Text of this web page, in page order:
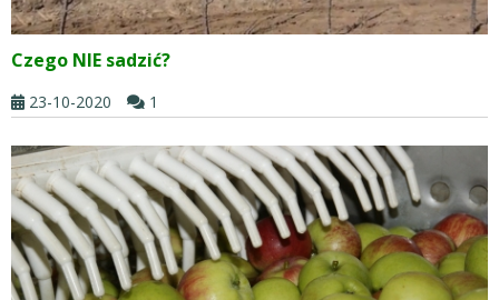
Czego NIE sadzić?
23-10-2020 1